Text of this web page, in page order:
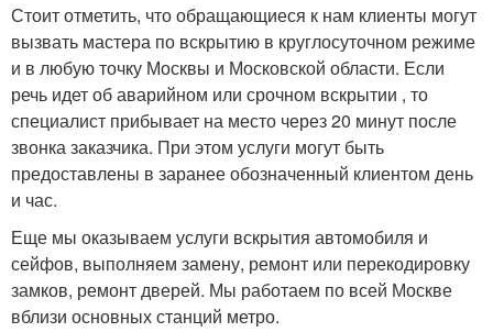
Стоит отметить, что обращающиеся к нам клиенты могут
вызвать мастера по вскрытию в круглосуточном режиме
и в любую точку Москвы и Московской области. Если
речь идет об аварийном или срочном вскрытии , то
специалист прибывает на место через 20 минут после
звонка заказчика. При этом услуги могут быть
предоставлены в заранее обозначенный клиентом день
и час.
Еще мы оказываем услуги вскрытия автомобиля и
сейфов, выполняем замену, ремонт или перекодировку
замков, ремонт дверей. Мы работаем по всей Москве
вблизи основных станций метро.